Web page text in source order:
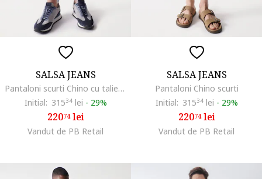
SALSA JEANS
Pantaloni scurti Chino cu talie medie
Initial: 31534lei - 29%
22074lei
Vandut de PB Retail
SALSA JEANS
Pantaloni Chino scurti
Initial: 31534lei - 29%
22074lei
Vandut de PB Retail